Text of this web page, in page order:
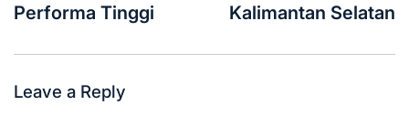
Performa Tinggi
Kalimantan Selatan
Leave a Reply